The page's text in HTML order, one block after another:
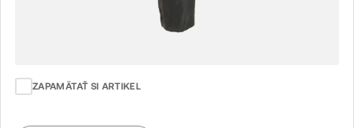
ZAPAMÄTAŤ SI ARTIKEL